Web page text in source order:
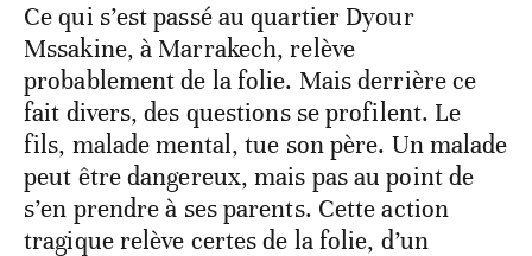
Ce qui s’est passé au quartier Dyour
Mssakine, à Marrakech, relève
probablement de la folie. Mais derrière ce
fait divers, des questions se profilent. Le
fils, malade mental, tue son père. Un malade
peut être dangereux, mais pas au point de
s’en prendre à ses parents. Cette action
tragique relève certes de la folie, d’un